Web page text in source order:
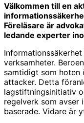
Välkommen till en
Föreläsare är
ledande experter
verksamheter.
samtidigt som hoten
attacker. Detta
lagstiftningsinitiativ
regelverk som avser
baserade. Vidare är